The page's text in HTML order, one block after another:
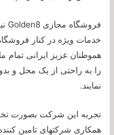
فروشگاه مجازی Golden8
خدمات ویژه در کنار
هموطنان عزیز ایرانی تمام
را به راحتی از یک محل و
نمایند.
تجربه این شرکت بصورت
همکاری شرکتهای تامین